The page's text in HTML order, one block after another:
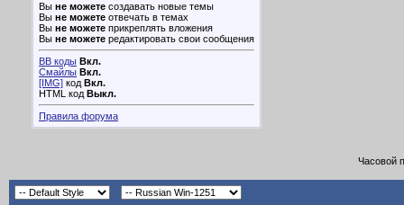
Вы не можете создавать новые темы
Вы не можете отвечать в темах
Вы не можете прикреплять вложения
Вы не можете редактировать свои сообщения
BB коды Вкл.
Смайлы Вкл.
[IMG] код Вкл.
HTML код Выкл.
Правила форума
Часовой